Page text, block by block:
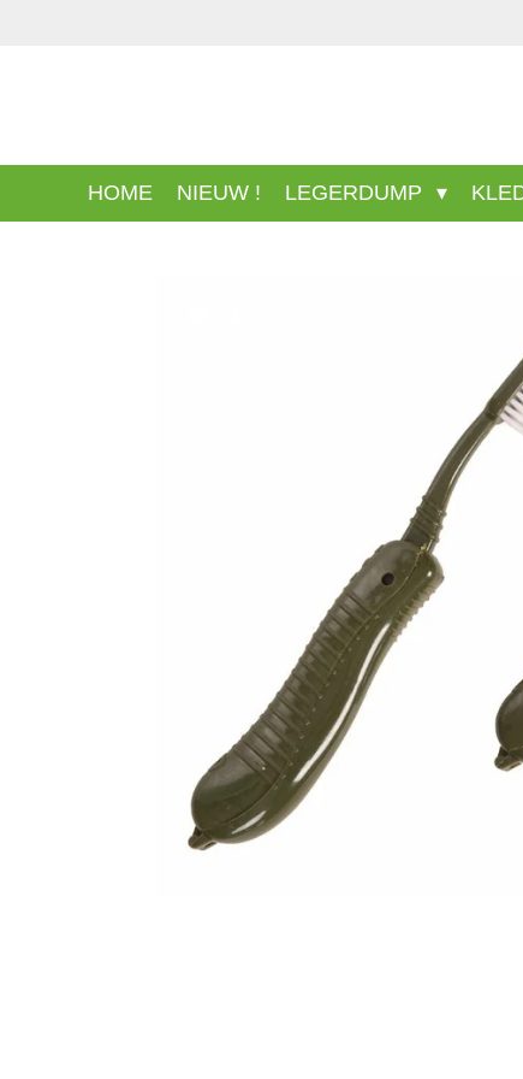
HOME NIEUW ! LEGERDUMP